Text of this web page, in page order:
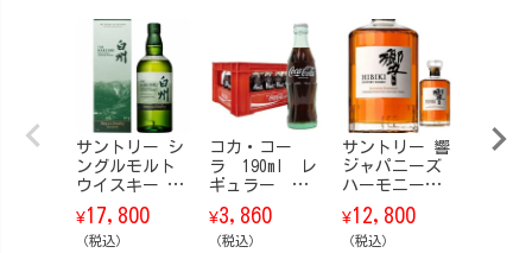
サントリー シ
ングルモルト
ウイスキー 白
州 Story of t
he Distillery
（ストーリ
¥17,800
（税込）
コカ・コー
ラ 190ml レ
ギュラー
瓶 24本/ケー
ス
¥3,860
（税込）
サントリー 響
ジャパニーズ
ハーモニー
【箱なし】 70
0ml
¥12,800
（税込）
サン